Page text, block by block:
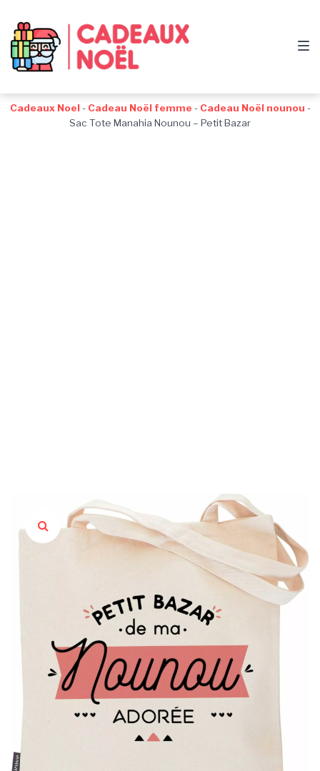
navigation
au
contenu
au
pied
de
Cadeaux Noel - Cadeau Noël femme - Cadeau Noël nounou -
Sac Tote Manahia Nounou – Petit Bazar